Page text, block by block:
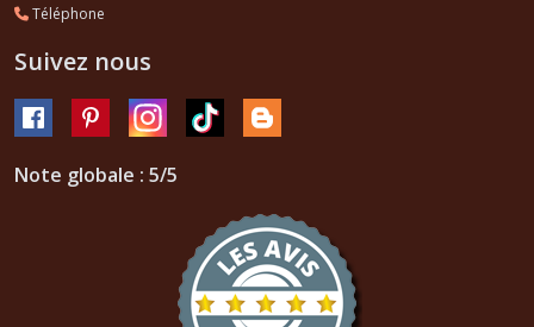
Téléphone
Suivez nous
Note globale : 5/5